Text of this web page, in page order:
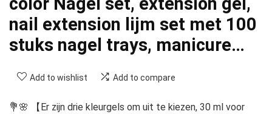
nail extension lijm set met 100
stuks nagel trays, manicure…
Add to wishlist Add to compare
💐🌸 【Er zijn drie kleurgels om uit te kiezen, 30 ml voor